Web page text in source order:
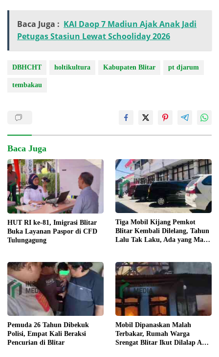
Baca Juga : KAI Daop 7 Madiun Ajak Anak Jadi
Petugas Stasiun Lewat Schooliday 2026
DBHCHT holtikultura Kabupaten Blitar pt djarum
tembakau
Baca Juga
HUT RI ke-81, Imigrasi Blitar
Buka Layanan Paspor di CFD
Tulungagung
Tiga Mobil Kijang Pemkot
Blitar Kembali Dilelang, Tahun
Lalu Tak Laku, Ada yang Mau
Pemuda 26 Tahun Dibekuk
Polisi, Empat Kali Beraksi
Pencurian di Blitar
Mobil Dipanaskan Malah
Terbakar, Rumah Warga
Srengat Blitar Ikut Dilalap Api,